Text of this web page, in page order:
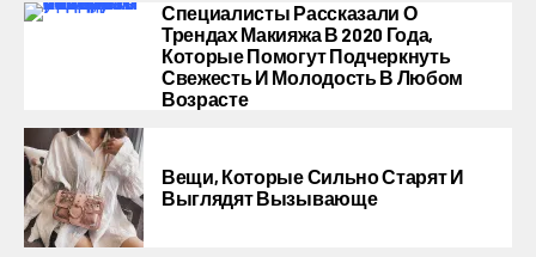
Специалисты Рассказали О
Трендах Макияжа В 2020 Года,
Которые Помогут Подчеркнуть
Свежесть И Молодость В Любом
Возрасте
Вещи, Которые Сильно Старят И
Выглядят Вызывающе